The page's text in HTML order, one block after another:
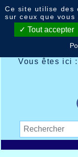
Vous êtes ici
Ce site utilise des
sur ceux que
Tout accepter